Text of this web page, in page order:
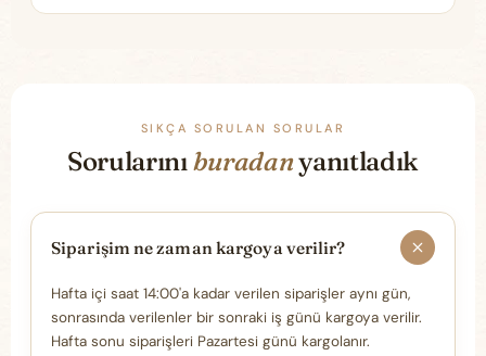
SIKÇA SORULAN SORULAR
Sorularınıburadanyanıtladık
Siparişim ne zaman kargoya verilir?
Hafta içi saat 14:00'a kadar verilen siparişler aynı gün,
sonrasında verilenler bir sonraki iş günü kargoya verilir.
Hafta sonu siparişleri Pazartesi günü kargolanır.